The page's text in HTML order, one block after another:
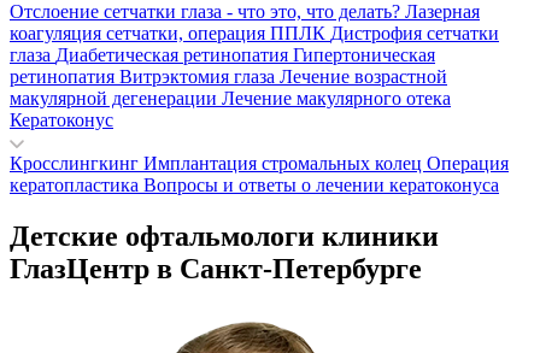
Отслоение сетчатки глаза - что это, что делать? Лазерная
коагуляция сетчатки, операция ППЛК Дистрофия сетчатки
глаза Диабетическая ретинопатия Гипертоническая
ретинопатия Витрэктомия глаза Лечение возрастной
макулярной дегенерации Лечение макулярного отека
Кератоконус
Кросслингкинг Имплантация стромальных колец Операция
кератопластика Вопросы и ответы о лечении кератоконуса
Детские офтальмологи клиники
ГлазЦентр в Санкт-Петербурге